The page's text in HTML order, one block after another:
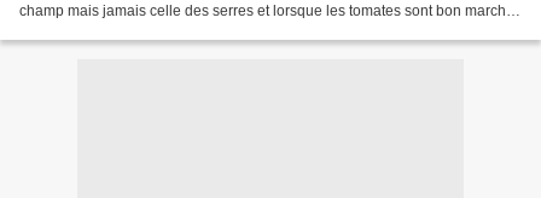
champ mais jamais celle des serres et lorsque les tomates sont bon marché